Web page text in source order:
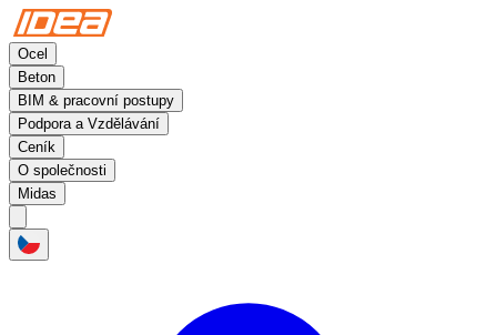
Ocel
Beton
BIM & pracovní postupy
Podpora a Vzdělávání
Ceník
O společnosti
Midas